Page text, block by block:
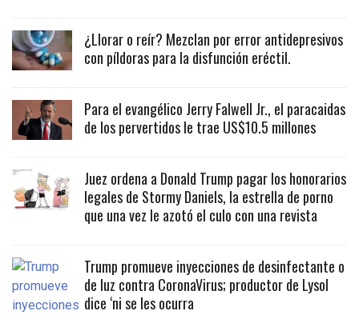
¿Llorar o reír? Mezclan por error antidepresivos
con píldoras para la disfunción eréctil.
Para el evangélico Jerry Falwell Jr., el paracaidas
de los pervertidos le trae US$10.5 millones
Juez ordena a Donald Trump pagar los honorarios
legales de Stormy Daniels, la estrella de porno
que una vez le azotó el culo con una revista
Trump promueve inyecciones de desinfectante o
de luz contra CoronaVirus; productor de Lysol
dice ‘ni se les ocurra